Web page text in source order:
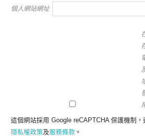
個人網站網址
這個網站採用 Google reCAPTCHA 保護機制
隱私權政策及服務條款 。